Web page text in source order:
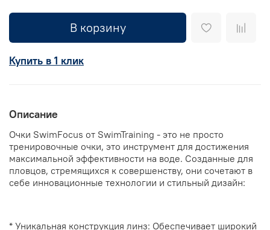
В корзину
Купить в 1 клик
Описание
Очки SwimFocus от SwimTraining - это не просто
тренировочные очки, это инструмент для достижения
максимальной эффективности на воде. Созданные для
пловцов, стремящихся к совершенству, они сочетают в
себе инновационные технологии и стильный дизайн:
* Уникальная конструкция линз: Обеспечивает широкий